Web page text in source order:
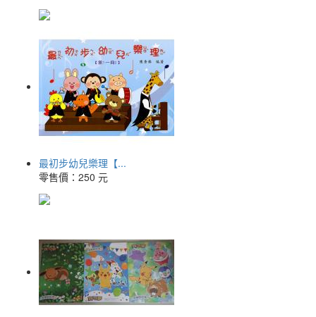
最初步幼兒樂理【...
零售價： 250 元